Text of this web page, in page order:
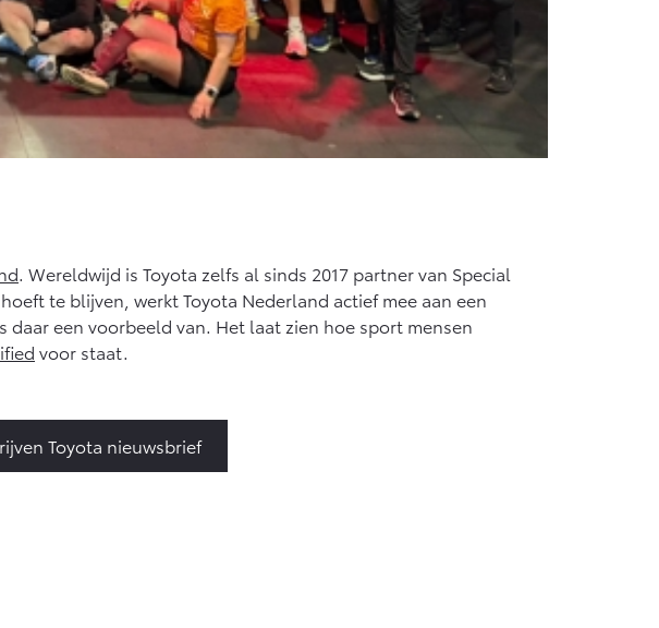
. Wereldwijd is Toyota zelfs al sinds 2017 partner van Special
te blijven, werkt Toyota Nederland actief mee aan een
een voorbeeld van. Het laat zien hoe sport mensen
voor staat.
Toyota nieuwsbrief